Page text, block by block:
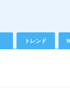
トレンド